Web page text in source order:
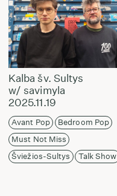
Kalba šv. Sultys
w/ savimyla
2025.11.19
Avant Pop
Bedroom Pop
Must Not Miss
Šviežios-Sultys
Talk Show